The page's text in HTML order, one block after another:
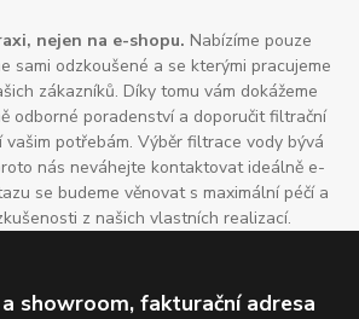
nejen na e-shopu. Nabízíme pouze
sami odzkoušené a se kterými pracujeme
zákazníků. Díky tomu vám dokážeme
odborné poradenství a doporučit filtrační
vašim potřebám. Výběr filtrace vody bývá
nás neváhejte kontaktovat ideálně e-
se budeme věnovat s maximální péčí a
z našich vlastních realizací.
showroom, fakturační adresa